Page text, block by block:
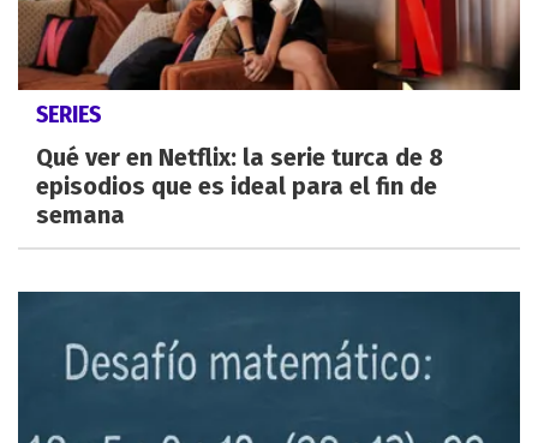
SERIES
Qué ver en Netflix: la serie turca de 8
episodios que es ideal para el fin de
semana